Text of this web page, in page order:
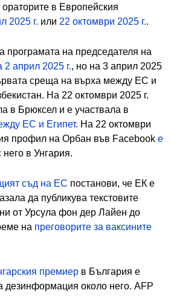
в Европейския
2025 г. или 22 октомври 2025 г..
на председателя на
2 април 2025 г., но на 3 април 2025
среща на върха между ЕС и
На 22 октомври 2025 г.
в Брюксел и е участвала в
ЕС и Египет. На 22 октомври
профил на Орбан във Facebook е
него в Унгария.
съд на ЕС постанови, че ЕК е
да публикува текстовите
от Урсула фон дер Лайен до
на преговорите за ваксините
премиер в България е
дезинформация около него. AFP